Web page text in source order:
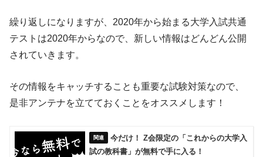
繰り返しになりますが、2020年から始まる大学入試共通
テストは2020年からなので、新しい情報はどんどん公開
されていきます。
その情報をキャッチすることも重要な試験対策なので、
是非アンテナを立てておくことをオススメします！
今だけ！ Z会限定の「これからの大学入
試の教科書」が無料で手に入る！